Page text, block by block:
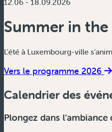
12.06 - 18.09.2026
Summer in
L’été à Luxembourg-ville
Vers le programme 2026
Calendrier des
Plongez dans